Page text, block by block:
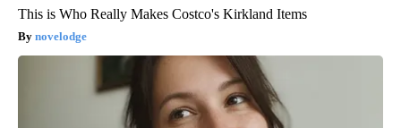
This is Who Really Makes Costco's Kirkland Items
novelodge